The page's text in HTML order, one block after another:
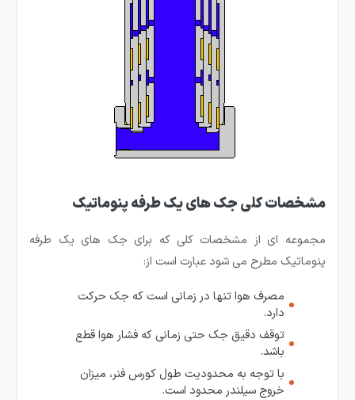
مشخصات کلی جک های یک طرفه پنوماتیک
مجموعه ای از مشخصات کلی که برای جک های یک طرفه
پنوماتیک مطرح می شود عبارت است از:
مصرف هوا تنها در زمانی است که جک حرکت
دارد.
توقف دقیق جک حتی زمانی که فشار هوا قطع
باشد.
با توجه به محدودیت طول کورس فنر، میزان
خروج سیلندر محدود است.